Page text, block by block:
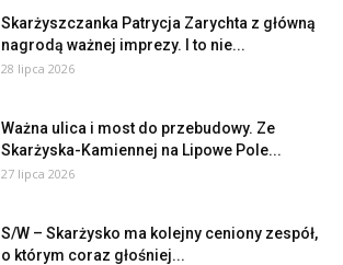
Skarżyszczanka Patrycja Zarychta z główną
nagrodą ważnej imprezy. I to nie...
28 lipca 2026
Ważna ulica i most do przebudowy. Ze
Skarżyska-Kamiennej na Lipowe Pole...
27 lipca 2026
S/W – Skarżysko ma kolejny ceniony zespół,
o którym coraz głośniej...